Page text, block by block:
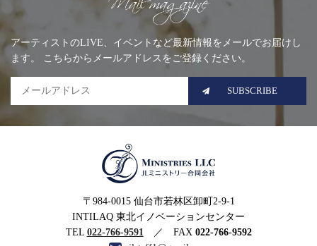
アーティストのLIVE、イベントなど最新情報をメールでお届けし
ます。 こちらからメールアドレスをご登録ください。
SUBSCRIBE
ストリー合同会社
〒984-0015 仙台市若林区卸町2-9-1
INTILAQ 東北イノベーションセンター
TEL 022-766-9591 ／ FAX 022-766-9592